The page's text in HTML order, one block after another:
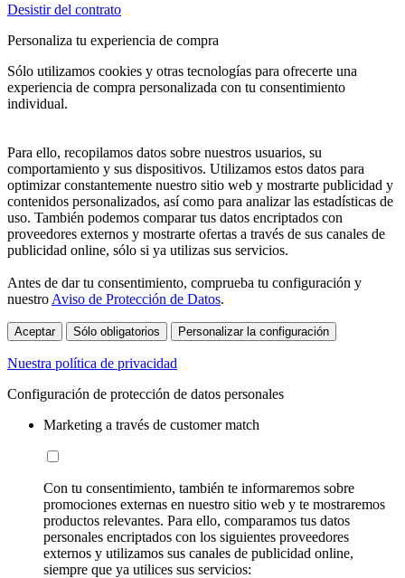
Desistir del contrato
Personaliza tu experiencia de compra
Sólo utilizamos cookies y otras tecnologías para ofrecerte una
experiencia de compra personalizada con tu consentimiento
individual.
Para ello, recopilamos datos sobre nuestros usuarios, su
comportamiento y sus dispositivos. Utilizamos estos datos para
optimizar constantemente nuestro sitio web y mostrarte publicidad y
contenidos personalizados, así como para analizar las estadísticas de
uso. También podemos comparar tus datos encriptados con
proveedores externos y mostrarte ofertas a través de sus canales de
publicidad online, sólo si ya utilizas sus servicios.
Antes de dar tu consentimiento, comprueba tu configuración y
nuestro Aviso de Protección de Datos.
Aceptar Sólo obligatorios Personalizar la configuración
Nuestra política de privacidad
Configuración de protección de datos personales
Marketing a través de customer match
Con tu consentimiento, también te informaremos sobre
promociones externas en nuestro sitio web y te mostraremos
productos relevantes. Para ello, comparamos tus datos
personales encriptados con los siguientes proveedores
externos y utilizamos sus canales de publicidad online,
siempre que ya utilices sus servicios: